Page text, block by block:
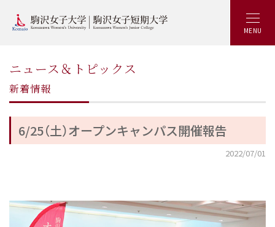
MENU
ニュース＆トピックス
新着情報
6/25（土）オープンキャンパス開催報告
2022/07/01